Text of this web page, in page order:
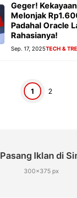
Geger!
Melonjak
Padahal Oracle
Rahasianya!
Sep. 17, 2025TECH &
Halaman
1 Halaman
2
Pasang Iklan di
300×375 px